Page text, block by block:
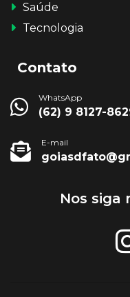
Saúde
Tecnologia
Contato
WhatsApp
(62) 9 8127-
E-mail
Nos siga